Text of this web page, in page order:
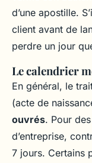
d’une apostille.
client avant de
perdre un jour
Le calendrier
En général, le
(acte de
ouvrés. Pour
d’entreprise,
7 jours. Certains